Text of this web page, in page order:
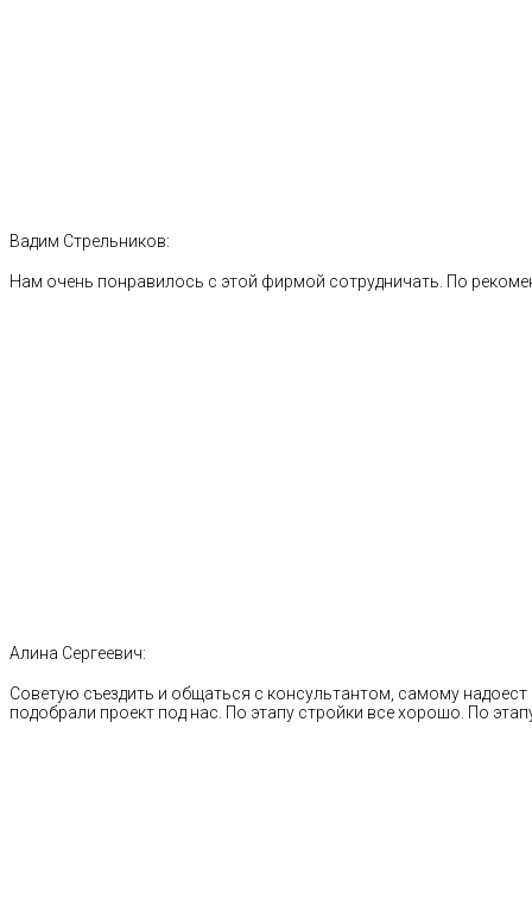
Вадим Стрельников:
Нам очень понравилось с этой фирмой сотрудничать. По
Алина Сергеевич:
Советую съездить и общаться с консультантом, самому
подобрали проект под нас. По этапу стройки все хорошо. По